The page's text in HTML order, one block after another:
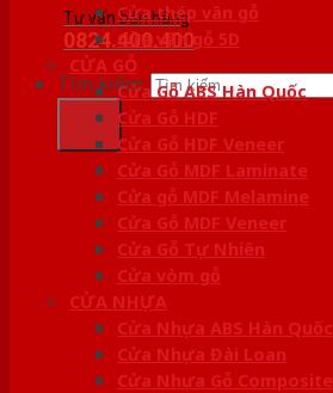
Tư vấn bán hàng
0824.400.400
Tìm kiếm:
Cửa thép vân gỗ
Cửa vân gỗ 5D
CỬA GỖ
Cửa Gỗ ABS Hàn Quốc
Cửa Gỗ HDF
Cửa Gỗ HDF Veneer
Cửa Gỗ MDF Laminate
Cửa gỗ MDF Melamine
Cửa Gỗ MDF Veneer
Cửa Gỗ Tự Nhiên
Cửa vòm gỗ
CỬA NHỰA
Cửa Nhựa ABS Hàn Quốc
Cửa Nhựa Đài Loan
Cửa Nhựa Gỗ Composite